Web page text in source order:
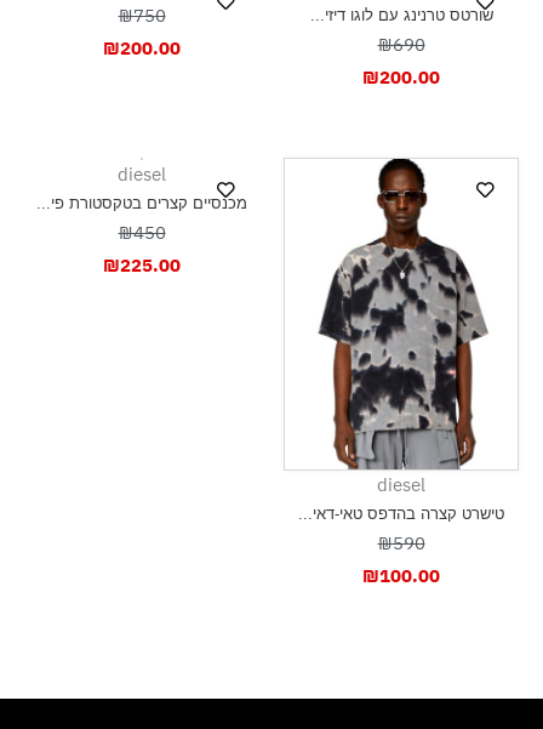
שורטס טרנינג עם לוגו דיזי...
₪690
₪200.00
₪750
₪200.00
diesel
טישרט קצרה בהדפס טאי-דאי...
₪590
₪100.00
diesel
מכנסיים קצרים בטקסטורת פי...
₪450
₪225.00